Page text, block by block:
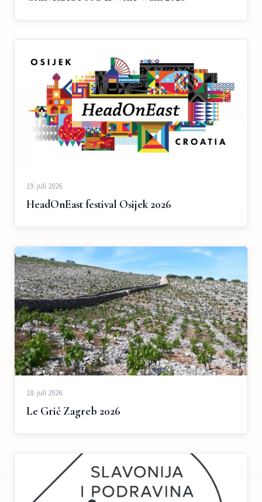
19. juli 2026.
HeadOnEast festival Osijek 2026
18. juli 2026.
Le Grič Zagreb 2026